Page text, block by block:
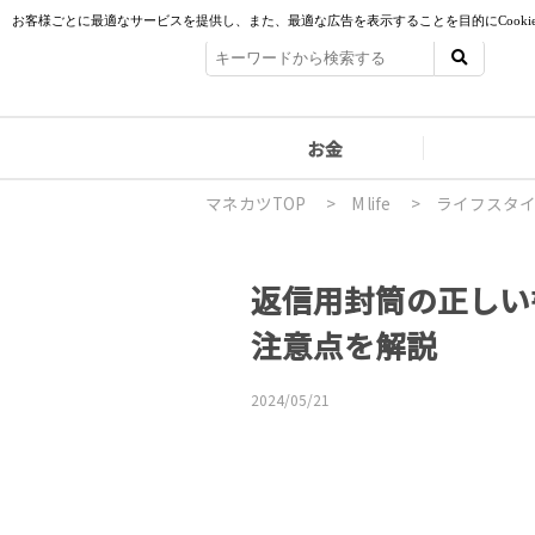
お金
マネカツTOP > M life > ライフスタ
返信用封筒の正し
注意点を解説
2024/05/21